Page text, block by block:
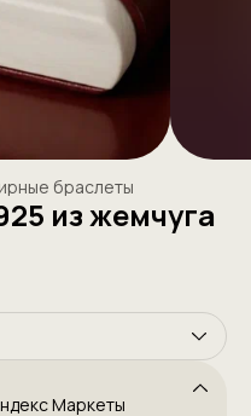
браслеты
из жемчуга
Маркеты